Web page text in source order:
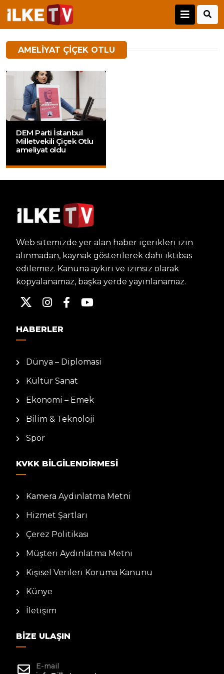
AMELIYAT ÇIÇEK OTLU
DEM Parti İstanbul
Milletvekili Çiçek Otlu
ameliyat oldu
Web sitemizde yer alan haber içerikleri izin
alınmadan, kaynak gösterilerek dahi iktibas
edilemez. Kanuna aykırı ve izinsiz olarak
kopyalanamaz, başka yerde yayınlanamaz.
HABERLER
Dünya – Diplomasi
Kültür Sanat
Ekonomi – Emek
Bilim & Teknoloji
Spor
KVKK BILGILENDIRMESI
Kamera Aydınlatma Metni
Hizmet Şartları
Çerez Politikası
Müşteri Aydınlatma Metni
Kişisel Verileri Koruma Kanunu
Künye
İletişim
BIZE ULAŞIN
E-mail